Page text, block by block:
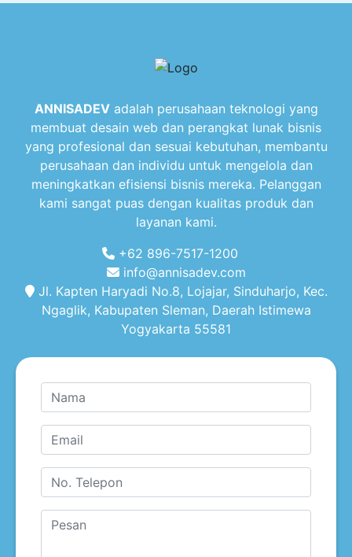
ANNISADEVadalah perusahaan teknologi yang
membuat desain web dan perangkat lunak bisnis
yang profesional dan sesuai kebutuhan, membantu
perusahaan dan individu untuk mengelola dan
meningkatkan efisiensi bisnis mereka. Pelanggan
kami sangat puas dengan kualitas produk dan
layanan kami.
+62 896-7517-1200
info@annisadev.com
Jl. Kapten Haryadi No.8, Lojajar, Sinduharjo, Kec.
Ngaglik, Kabupaten Sleman, Daerah Istimewa
Yogyakarta 55581